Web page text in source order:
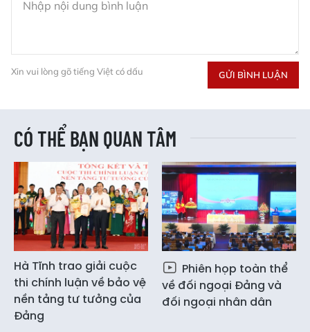
Xin vui lòng gõ tiếng Việt có dấu GỬI BÌNH LUẬN
CÓ THỂ BẠN QUAN TÂM
Hà Tĩnh trao giải cuộc
thi chính luận về bảo vệ
nền tảng tư tưởng của
Đảng
Phiên họp toàn thể
về đối ngoại Đảng và
đối ngoại nhân dân